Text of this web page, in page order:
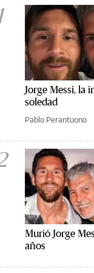
Jorge Messi, la
soledad
Pablo Perantuono
Murió Jorge
años